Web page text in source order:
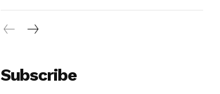
Subscribe